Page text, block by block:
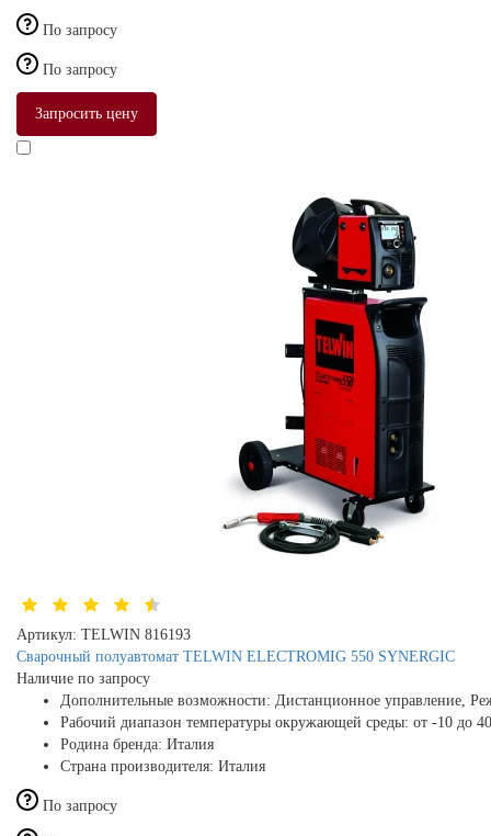
По запросу
По запросу
Запросить цену
Артикул: TELWIN 816193
Сварочный полуавтомат TELWIN ELECTROMIG 550 SYNERGIC
Наличие по запросу
Дополнительные возможности: Дистанционное управление,
Рабочий диапазон температуры окружающей среды: от -10 до
Родина бренда: Италия
Страна производителя: Италия
По запросу